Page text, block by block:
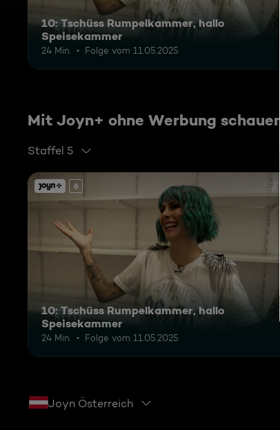
10: Tschüss Rumpelkammer, hallo
Speisekammer
24 Min. Folge vom 11.05.2025
Mit Joyn+ ohne Werbung schauen
Staffel 5
6
10: Tschüss Rumpelkammer, hallo
Speisekammer
24 Min. Folge vom 11.05.2025
Joyn Österreich